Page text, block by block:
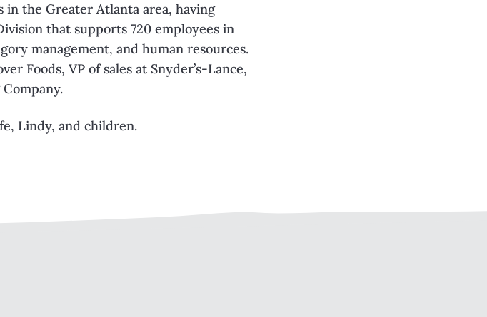
in the Greater Atlanta area, having
that supports 720 employees in
management, and human resources.
Foods, VP of sales at Snyder’s-Lance,
Lindy, and children.